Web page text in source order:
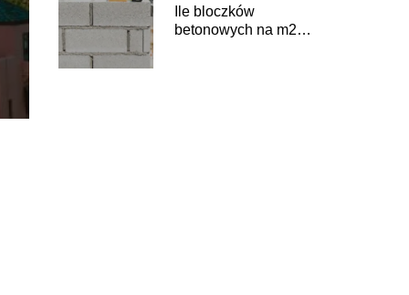
Ile bloczków
betonowych na m2